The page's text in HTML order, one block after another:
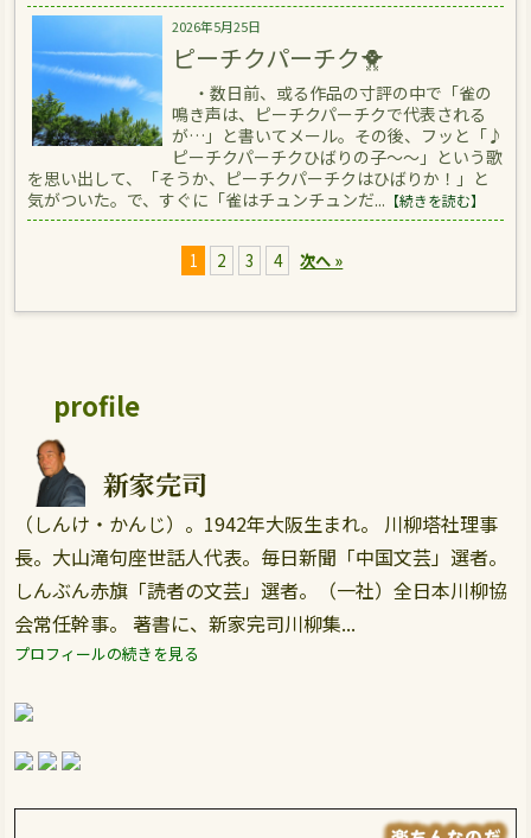
2026年5月25日
ピーチクパーチク🐥
・数日前、或る作品の寸評の中で「雀の
鳴き声は、ピーチクパーチクで代表される
が…」と書いてメール。その後、フッと「♪
ピーチクパーチクひばりの子～～」という歌
を思い出して、「そうか、ピーチクパーチクはひばりか！」と
気がついた。で、すぐに「雀はチュンチュンだ... 【続きを読む】
1 2 3 4 次へ »
profile
新家完司
（しんけ・かんじ）。1942年大阪生まれ。 川柳塔社理事
長。大山滝句座世話人代表。毎日新聞「中国文芸」選者。
しんぶん赤旗「読者の文芸」選者。（一社）全日本川柳協
会常任幹事。 著書に、新家完司川柳集...
プロフィールの続きを見る